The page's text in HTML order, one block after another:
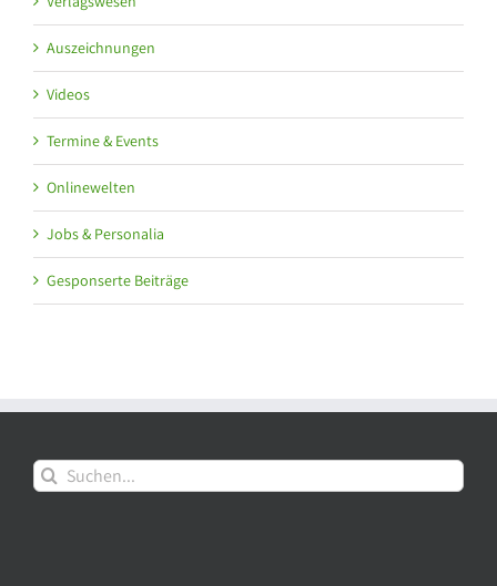
Auszeichnungen
Videos
Termine & Events
Onlinewelten
Jobs & Personalia
Gesponserte Beiträge
Suche
nach: